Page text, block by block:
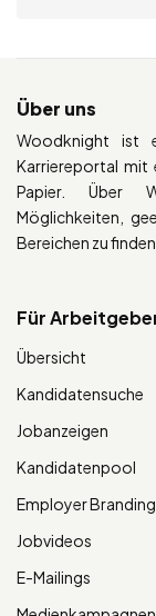
Über uns
Woodknight ist
Karriereportal mit
Papier. Über
Möglichkeiten,
Bereichen zu finden.
Für
Übersicht
Kandidatensuche
Jobanzeigen
Kandidatenpool
Employer Branding
Jobvideos
E-Mailings